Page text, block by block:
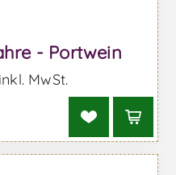
- Portwein
MwSt.